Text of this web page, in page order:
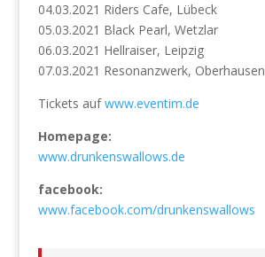
04.03.2021 Riders Cafe, Lübeck
05.03.2021 Black Pearl, Wetzlar
06.03.2021 Hellraiser, Leipzig
07.03.2021 Resonanzwerk, Oberhausen
Tickets aufwww.eventim.de
Homepage:
www.drunkenswallows.de
facebook:
www.facebook.com/drunkenswallows